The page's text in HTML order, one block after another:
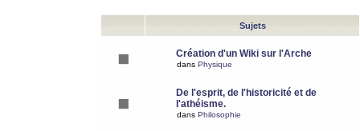
Sujets
Création d'un Wiki sur l'Arche
dans Physique
De l'esprit, de l'historicité et de
l'athéisme.
dans Philosophie